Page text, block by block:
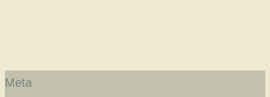
Meta